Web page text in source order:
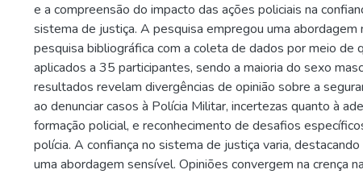
e a compreensão do impacto das ações policiais na
sistema de justiça. A pesquisa empregou uma abordagem
pesquisa bibliográfica com a coleta de dados por meio de
aplicados a 35 participantes, sendo a maioria do sexo
resultados revelam divergências de opinião sobre a
ao denunciar casos à Polícia Militar, incertezas quanto à
formação policial, e reconhecimento de desafios
polícia. A confiança no sistema de justiça varia,
uma abordagem sensível. Opiniões convergem na crença